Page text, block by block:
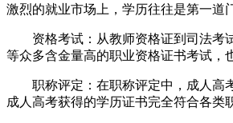
激烈的就业市场上，学历往往是第一道
资格考试：从教师资格证到司法考试
等众多含金量高的职业资格证书考试，
职称评定：在职称评定中，成人高考
成人高考获得的学历证书完全符合各类